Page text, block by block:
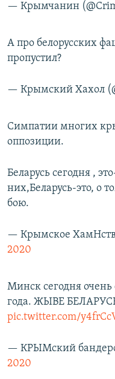
— Крымчанин
А про белорусских
пропустил?
— Крымский Хахол
Симпатии многих
оппозиции.
Беларусь сегодня ,
них,Беларусь-это, о
бою.
— Крымское
2020
Минск сегодня
года. ЖЫВЕ
pic.twitter.com/
— КРЫМский
2020